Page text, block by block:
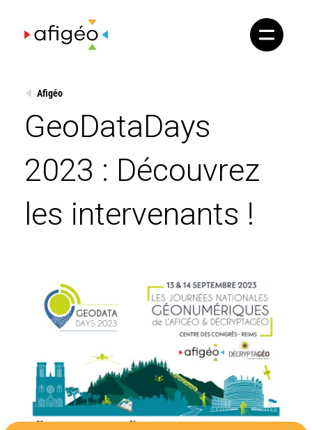
content
Afigéo
GeoDataDays
2023 : Découvrez
les intervenants !